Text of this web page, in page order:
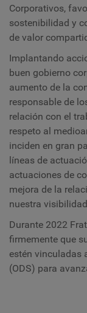
Corporativos,
sostenibilidad y
de valor
Implantando
buen gobierno
aumento de la
responsable de
relación con el
respeto al
inciden en gran
líneas de
actuaciones de
mejora de la
nuestra
Durante 2022
firmemente que
estén vinculadas
(ODS) para